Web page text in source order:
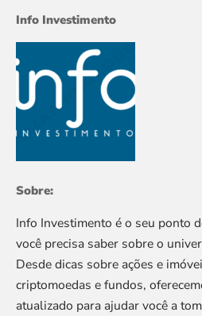
Info Investimento
Sobre:
Info Investimento é o seu ponto
você precisa saber sobre o
Desde dicas sobre ações e
criptomoedas e fundos,
atualizado para ajudar você a